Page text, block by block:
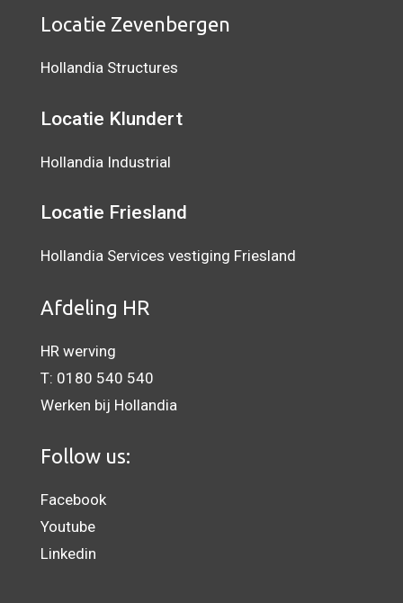
Locatie Zevenbergen
Hollandia Structures
Locatie Klundert
Hollandia Industrial
Locatie Friesland
Hollandia Services vestiging Friesland
Afdeling HR
HR werving
T: 0180 540 540
Werken bij Hollandia
Follow us:
Facebook
Youtube
Linkedin